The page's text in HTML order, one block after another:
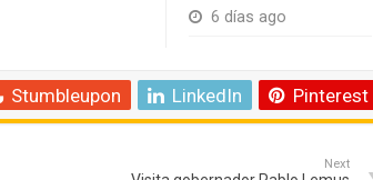
6 días ago
Stumbleupon LinkedIn Pinterest
Next